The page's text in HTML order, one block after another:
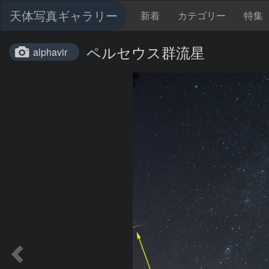
天体写真ギャラリー 新着 カテゴリー 特集
alphavir ペルセウス群流星